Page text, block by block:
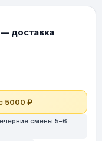
доставка
5000 ₽
смены 5–6